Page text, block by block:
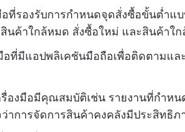
อที่รองรับการกำหนดจุดสั่งซื้อขั้นต่ำแ
นค้าใกล้หมด สั่งซื้อใหม่ และสินค้าใ
อที่มีแอปพลิเคชันมือถือเพื่อติดตามแล
รื่องมือมีคุณสมบัติเช่น รายงานที่กำหน
าการจัดการสินค้าคงคลังมีประสิทธิภ